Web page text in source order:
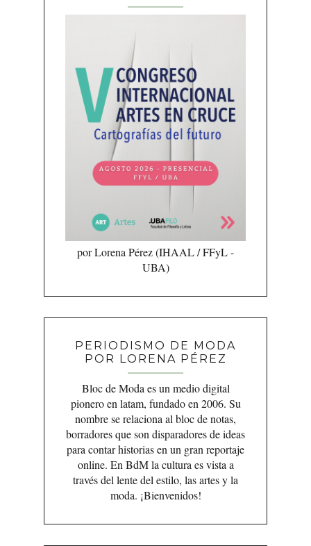
por Lorena Pérez (IHAAL / FFyL -
UBA)
PERIODISMO DE MODA
POR LORENA PÉREZ
Bloc de Moda es un medio digital
pionero en latam, fundado en 2006. Su
nombre se relaciona al bloc de notas,
borradores que son disparadores de ideas
para contar historias en un gran reportaje
online. En BdM la cultura es vista a
través del lente del estilo, las artes y la
moda. ¡Bienvenidos!